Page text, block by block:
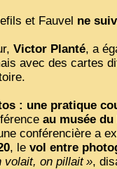
et Fauvel ne
Victor Planté, a
avec des cartes
: une pratique
au musée
conférencière a
, le vol entre
volait, on pillait »,